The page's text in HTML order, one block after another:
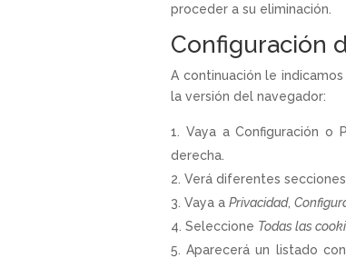
proceder a su eliminación.
Configuración
A continuación le
la versión del navegador:
Vaya a Configuración o
derecha.
Verá diferentes
Vaya aPrivacidad,
Seleccione Todas las
Aparecerá un listado